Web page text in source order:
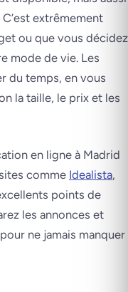
extrêmement
ou que vous décidez
mode de vie. Les
du temps, en vous
la taille, le prix et les
en ligne à Madrid
comme Idealista,
points de
les annonces et
ne jamais manquer